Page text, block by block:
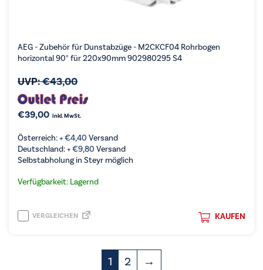
AEG - Zubehör für Dunstabzüge - M2CKCF04 Rohrbogen
horizontal 90° für 220x90mm 902980295 S4
UVP:€43,00
€39,00 inkl. MwSt.
Österreich: +€4,40 Versand
Deutschland: +€9,80 Versand
Selbstabholung in Steyr möglich
Verfügbarkeit: Lagernd
KAUFEN
VERGLEICHEN
1 2 →